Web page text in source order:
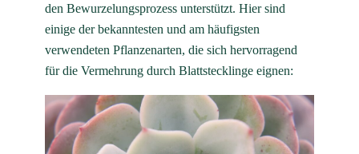
den Bewurzelungsprozess unterstützt. Hier sind
einige der bekanntesten und am häufigsten
verwendeten Pflanzenarten, die sich hervorragend
für die Vermehrung durch Blattstecklinge eignen: